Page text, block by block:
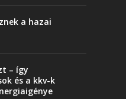
a hazai
– így
és a kkv-k